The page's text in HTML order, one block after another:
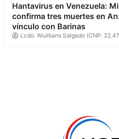
Hantavirus en Venezuela:
confirma tres muertes en
vínculo con Barinas
Lcdo. Wuillians Salgado (CNP: